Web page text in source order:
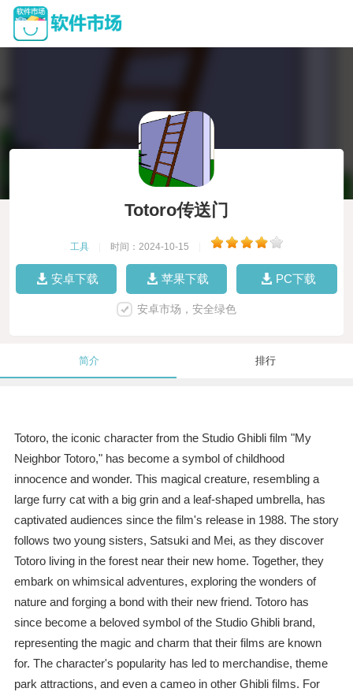
Totoro传送门
工具 时间：2024-10-15
安卓下载 苹果下载 PC下载
安卓市场，安全绿色
简介 排行
Totoro, the iconic character from the Studio Ghibli film "My
Neighbor Totoro," has become a symbol of childhood
innocence and wonder. This magical creature, resembling a
large furry cat with a big grin and a leaf-shaped umbrella, has
captivated audiences since the film's release in 1988. The story
follows two young sisters, Satsuki and Mei, as they discover
Totoro living in the forest near their new home. Together, they
embark on whimsical adventures, exploring the wonders of
nature and forging a bond with their new friend. Totoro has
since become a beloved symbol of the Studio Ghibli brand,
representing the magic and charm that their films are known
for. The character's popularity has led to merchandise, theme
park attractions, and even a cameo in other Ghibli films. For